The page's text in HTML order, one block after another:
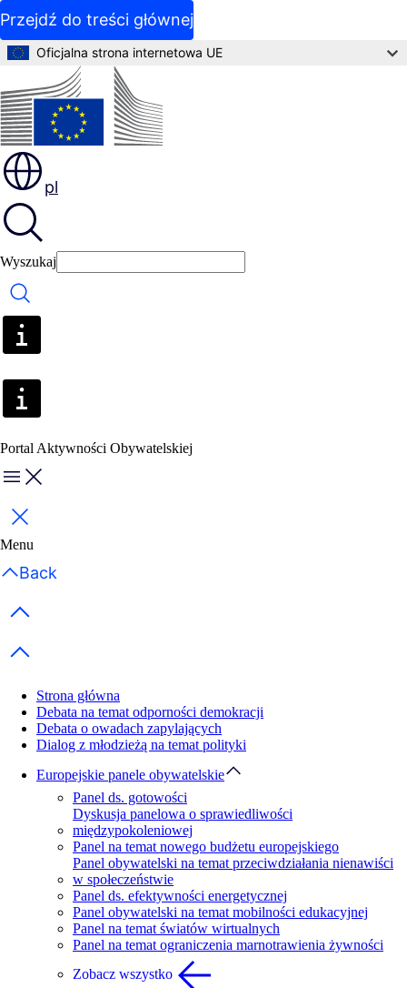
Przejdź do treści głównej
Oficjalna strona internetowa UE
pl
Wyszukaj
Wyszukaj
Portal Aktywności Obywatelskiej
Menu
Zamknij
Menu
Back
Previous items
Next items
Strona główna
Debata na temat odporności demokracji
Debata o owadach zapylających
Dialog z młodzieżą na temat polityki
Europejskie panele obywatelskie
Panel ds. gotowości
Dyskusja panelowa o sprawiedliwości
międzypokoleniowej
Panel na temat nowego budżetu europejskiego
Panel obywatelski na temat przeciwdziałania nienawiści
w społeczeństwie
Panel ds. efektywności energetycznej
Panel obywatelski na temat mobilności edukacyjnej
Panel na temat światów wirtualnych
Panel na temat ograniczenia marnotrawienia żywności
Zobacz wszystko